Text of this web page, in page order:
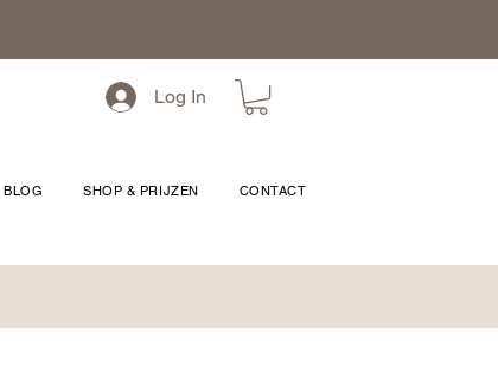
BLOG SHOP & PRIJZEN CONTACT
Log In